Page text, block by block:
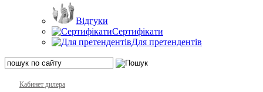
Відгуки
Сертифікати
Для претендентів
Кабинет дилера